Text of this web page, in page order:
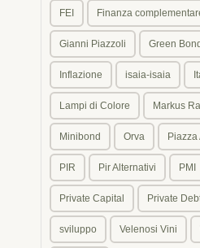
FEI Finanza
Gianni Piazzoli Green Bond
Inflazione isaia-isaia
Lampi di Colore Markus
Minibond Orva Piazza
PIR Pir Alternativi PMI
Private Capital Private
sviluppo Velenosi Vini